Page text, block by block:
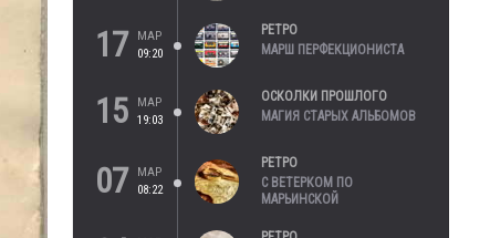
17
МАР
09:20
РЕТРО
МАРШ ПЕРФЕКЦИОНИСТА
15
МАР
19:03
ОСКОЛКИ ПРОШЛОГО
МАГИЯ СТАРЫХ АЛЬБОМОВ
07
МАР
08:22
РЕТРО
С ВЕТЕРКОМ ПО
МАРЬИНСКОЙ